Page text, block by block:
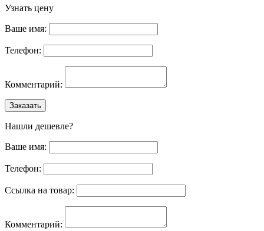
Узнать цену
Ваше имя:
Телефон:
Комментарий:
Заказать
Нашли дешевле?
Ваше имя:
Телефон:
Ссылка на товар:
Комментарий: